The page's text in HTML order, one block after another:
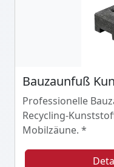
Bauzaunfuß
Professionelle
Recycling-
Mobilzäune. *